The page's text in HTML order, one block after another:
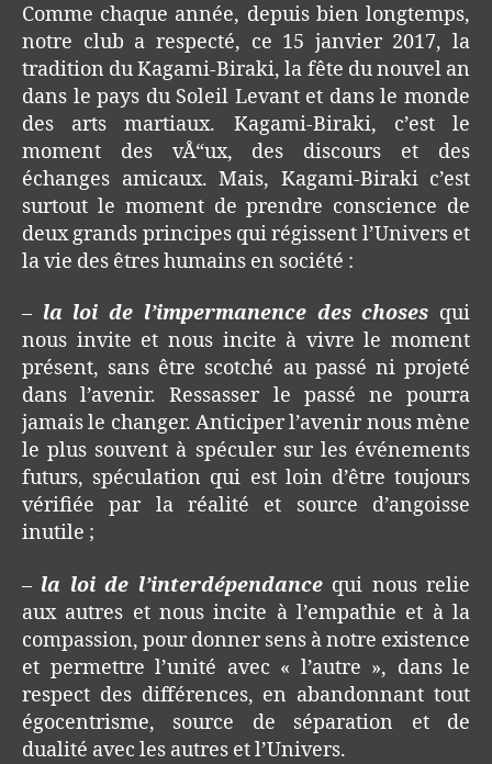
Comme chaque année, depuis bien longtemps,
notre club a respecté, ce 15 janvier 2017, la
tradition du Kagami-Biraki, la fête du nouvel an
dans le pays du Soleil Levant et dans le monde
des arts martiaux. Kagami-Biraki, c’est le
moment des vÅ“ux, des discours et des
échanges amicaux. Mais, Kagami-Biraki c’est
surtout le moment de prendre conscience de
deux grands principes qui régissent l’Univers et
la vie des êtres humains en société :
– la loi de l’impermanence des choses qui
nous invite et nous incite à vivre le moment
présent, sans être scotché au passé ni projeté
dans l’avenir. Ressasser le passé ne pourra
jamais le changer. Anticiper l’avenir nous mène
le plus souvent à spéculer sur les événements
futurs, spéculation qui est loin d’être toujours
vérifiée par la réalité et source d’angoisse
inutile ;
– la loi de l’interdépendancequi nous relie
aux autres et nous incite à l’empathie et à la
compassion, pour donner sens à notre existence
et permettre l’unité avec « l’autre », dans le
respect des différences, en abandonnant tout
égocentrisme, source de séparation et de
dualité avec les autres et l’Univers.